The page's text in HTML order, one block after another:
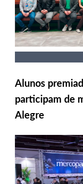
Alunos
participam de
Alegre